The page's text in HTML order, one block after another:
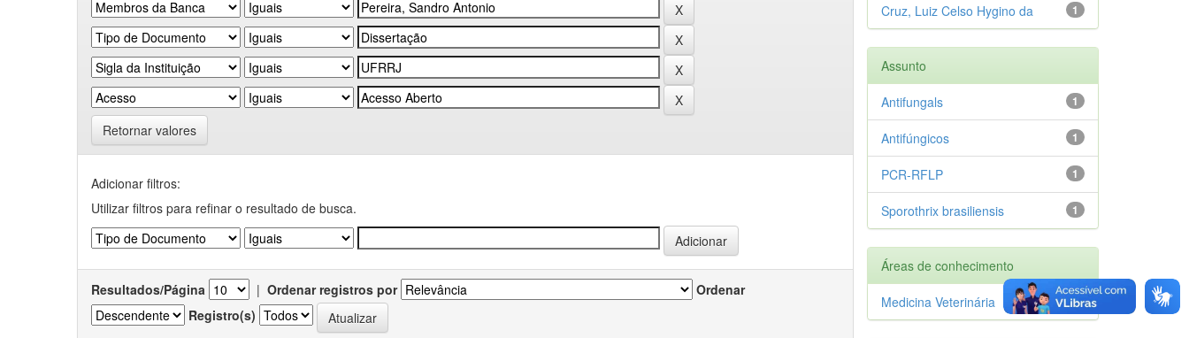
Retornar valores
Adicionar filtros:
Utilizar filtros para refinar o resultado de busca.
Resultados/Página | Ordenar registros por
Ordenar
Registro(s)
1
Cruz, Luiz Celso Hygino da
Assunto
1
Antifungals
1
Antifúngicos
1
PCR-RFLP
1
Sporothrix brasiliensis
Áreas de conhecimento
1
Medicina Veterinária